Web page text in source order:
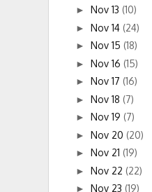
► Nov 13 (10)
► Nov 14 (24)
► Nov 15 (18)
► Nov 16 (15)
► Nov 17 (16)
► Nov 18 (7)
► Nov 19 (7)
► Nov 20 (20)
► Nov 21 (19)
► Nov 22 (22)
► Nov 23 (19)